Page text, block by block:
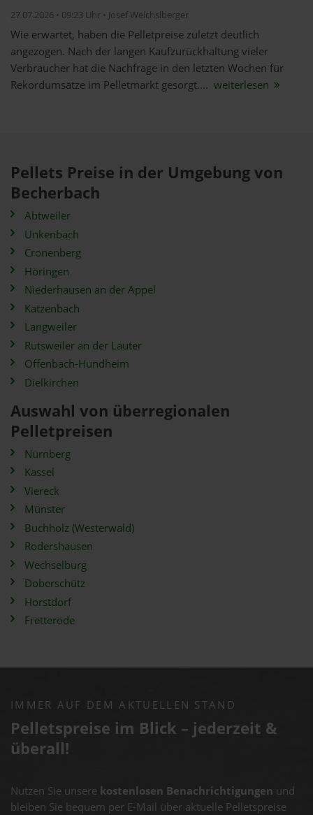
27.07.2026 • 09:23 Uhr • Josef Weichslberger
Wie erwartet, haben die Pelletpreise zuletzt deutlich
angezogen. Nach der langen Kaufzurückhaltung vieler
Verbraucher hat die Nachfrage in den letzten Wochen für
Rekordumsätze im Pelletmarkt gesorgt.... weiterlesen
Pellets Preise in der Umgebung von
Becherbach
Abtweiler
Unkenbach
Cronenberg
Höringen
Niederhausen an der Appel
Katzenbach
Langweiler
Rutsweiler an der Lauter
Offenbach-Hundheim
Dielkirchen
Auswahl von überregionalen
Pelletpreisen
Nürnberg
Kassel
Viereck
Münster
Buchholz (Westerwald)
Rodershausen
Wechselburg
Doberschütz
Horstdorf
Fretterode
IMMER AUF DEM AKTUELLEN STAND
Pelletspreise im Blick – jederzeit &
überall!
Nutzen Sie unsere kostenlosen Benachrichtigungen und
bleiben Sie bequem per E-Mail über aktuelle Pelletspreise